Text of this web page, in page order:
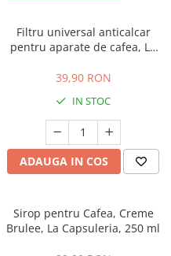
Filtru universal anticalcar
pentru aparate de cafea, La
39,90 RON
IN STOC
ADAUGA IN COS
Sirop pentru Cafea, Creme
Brulee, La Capsuleria, 250 ml